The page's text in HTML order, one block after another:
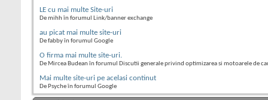
LE cu mai multe Site-uri
De mihh în forumul Link/banner exchange
au picat mai multe site-uri
De fabby în forumul Google
O firma mai multe site-uri.
De Mircea Budean în forumul Discutii generale privind optimizarea si motoarele de
Mai multe site-uri pe acelasi continut
De Psyche în forumul Google